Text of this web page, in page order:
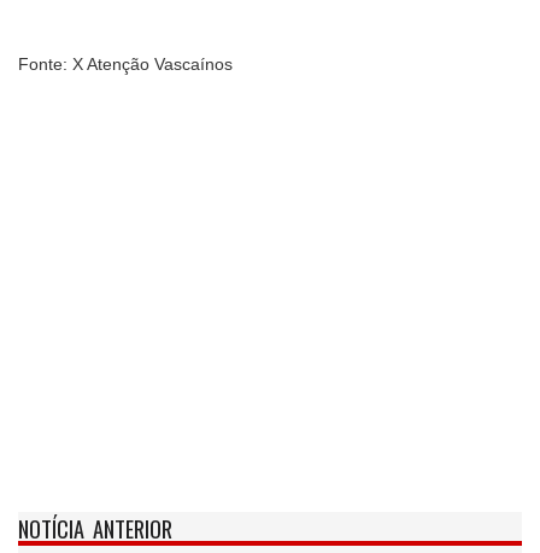
Fonte: X Atenção Vascaínos
NOTÍCIA ANTERIOR